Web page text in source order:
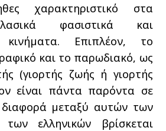
χαρακτηριστικό στα
φασιστικά και
κινήματα. Επιπλέον, το
και το παρωδιακό, ως
(γιορτής ζωής ή γιορτής
είναι πάντα παρόντα σε
μεταξύ αυτών των
ελληνικών βρίσκεται